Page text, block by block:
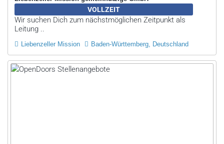
VOLLZEIT
Wir suchen Dich zum nächstmöglichen Zeitpunkt als
Leitung ..
Liebenzeller Mission Baden-Württemberg, Deutschland